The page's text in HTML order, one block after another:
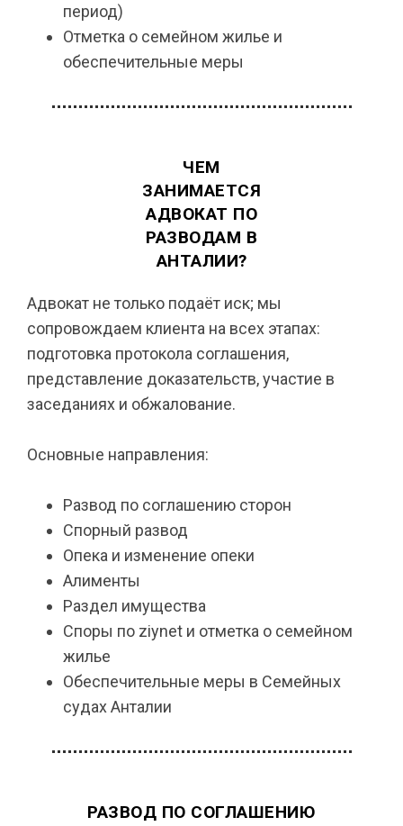
период)
Отметка о семейном жилье и
обеспечительные меры
ЧЕМ
ЗАНИМАЕТСЯ
АДВОКАТ ПО
РАЗВОДАМ В
АНТАЛИИ?
Адвокат не только подаёт иск; мы
сопровождаем клиента на всех этапах:
подготовка протокола соглашения,
представление доказательств, участие в
заседаниях и обжалование.
Основные направления:
Развод по соглашению сторон
Спорный развод
Опека и изменение опеки
Алименты
Раздел имущества
Споры по ziynet и отметка о семейном
жилье
Обеспечительные меры в Семейных
судах Анталии
РАЗВОД ПО СОГЛАШЕНИЮ